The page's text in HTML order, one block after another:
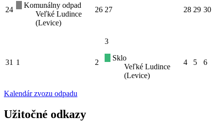
24
Komunálny odpad
Veľké Ludince
(Levice)
26 27 28 29 30
31 1 2
3
Sklo
Veľké Ludince
(Levice)
4 5 6
Kalendár zvozu odpadu
Užitočné odkazy